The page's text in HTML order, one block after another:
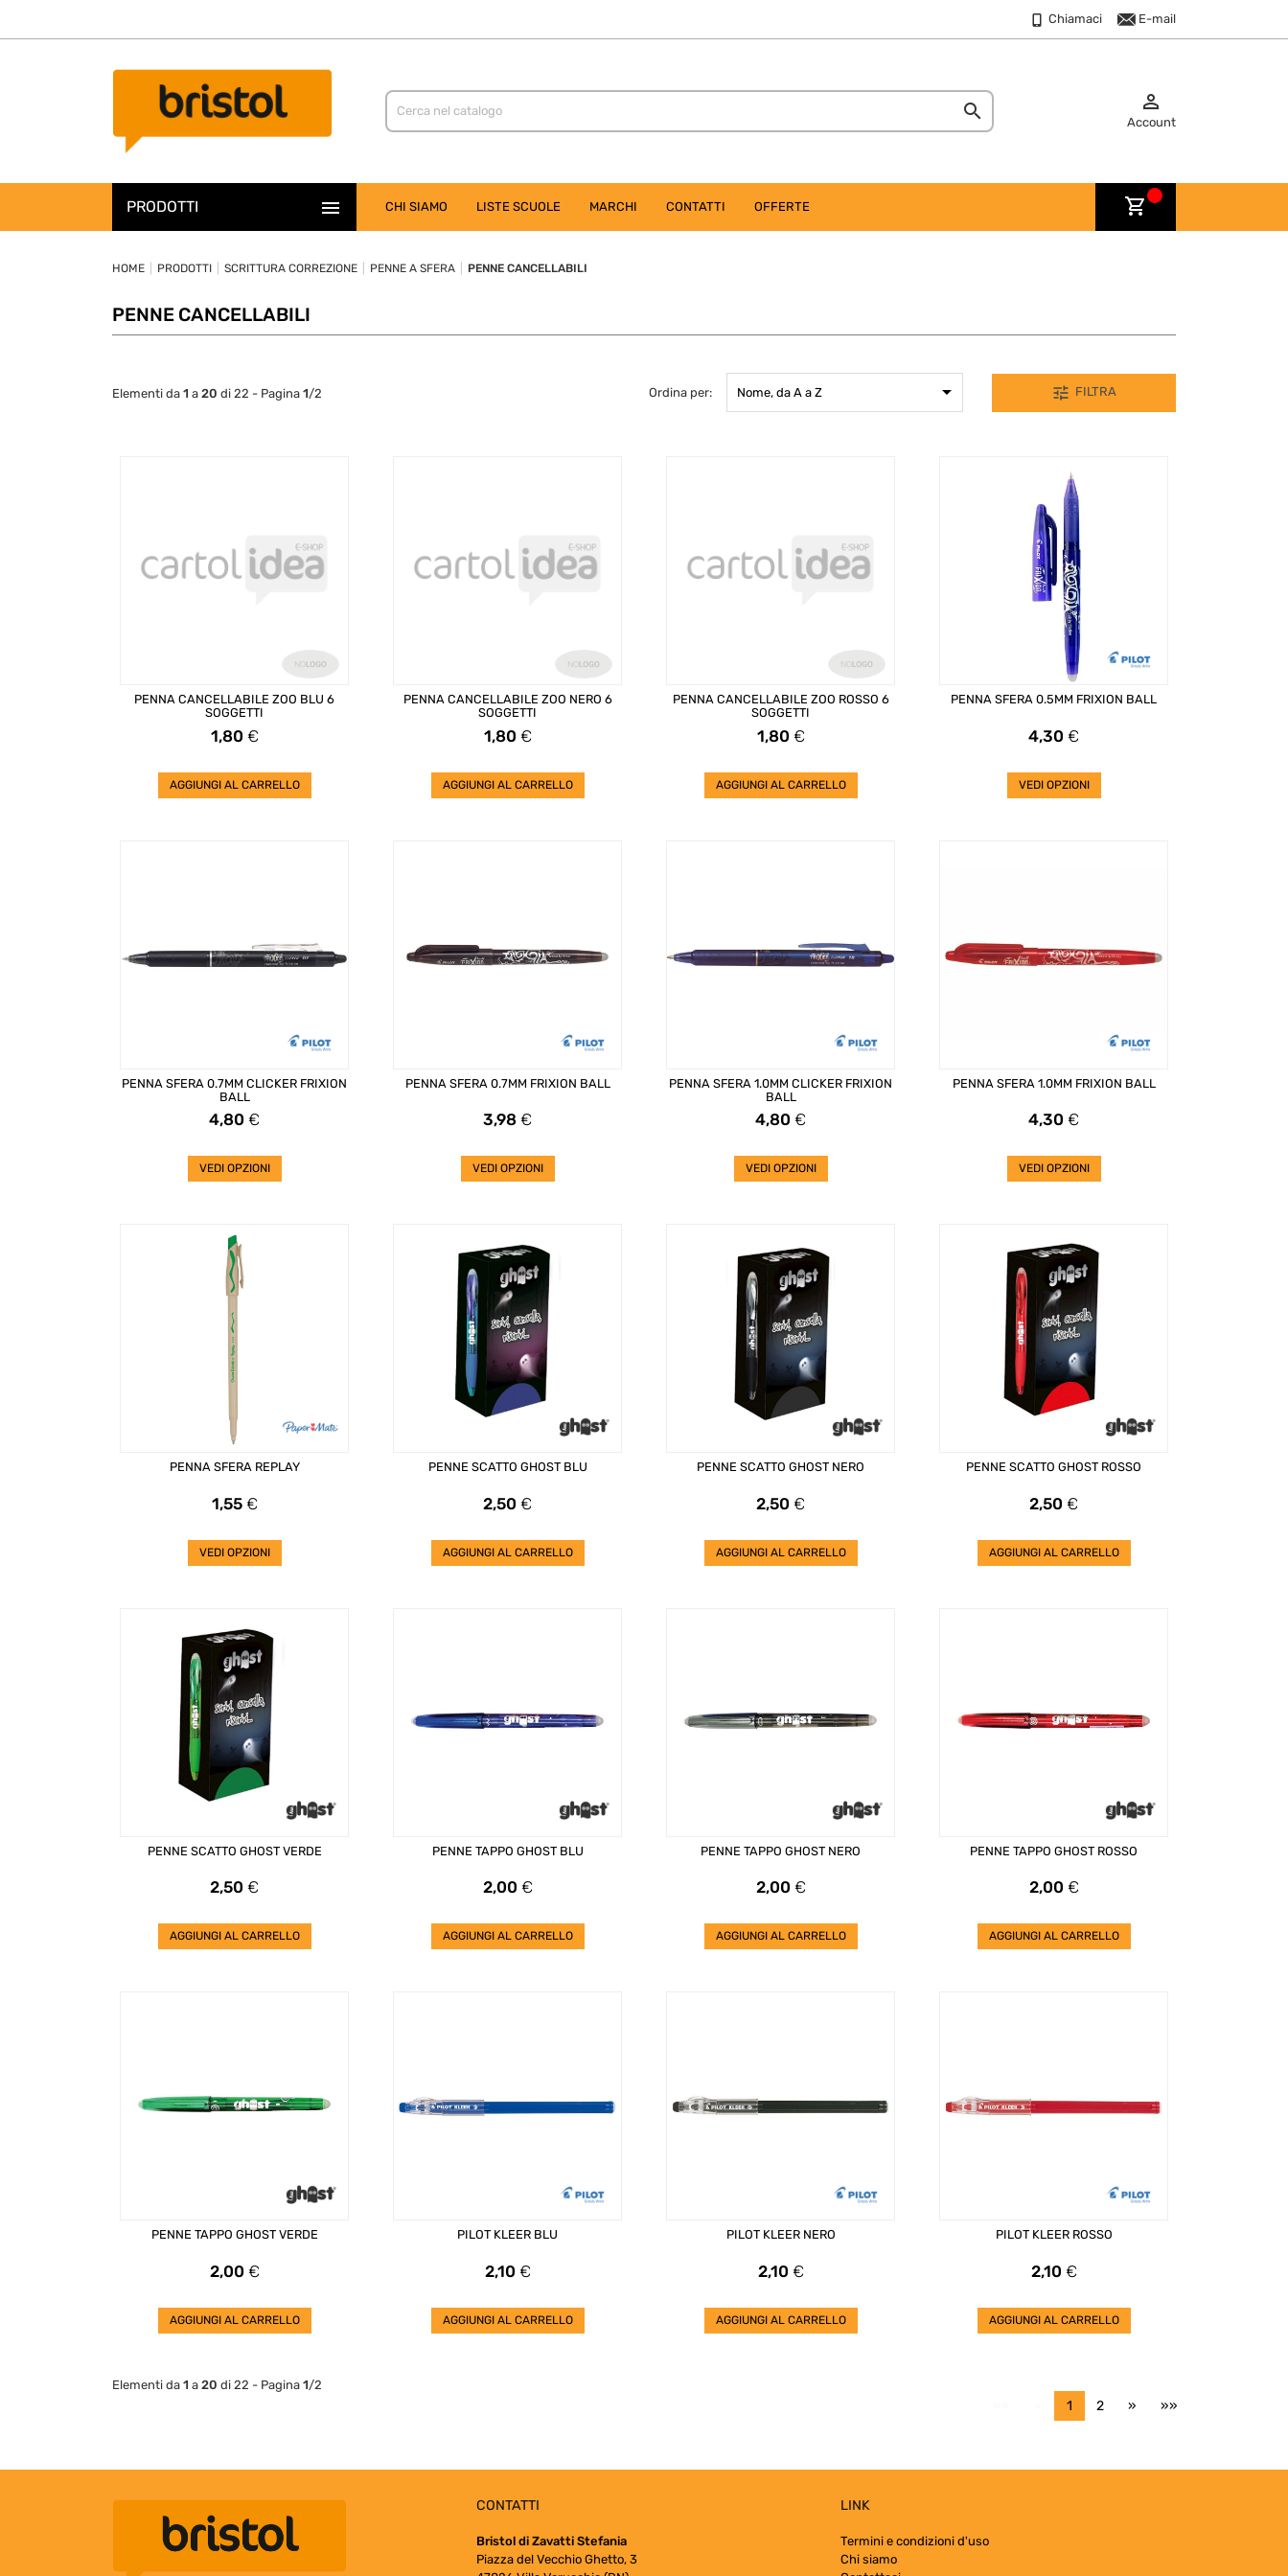
Chiamaci E-mail
 
Account
PRODOTTI  CHI SIAMO LISTE SCUOLE MARCHI CONTATTI OFFERTE shopping_cart
HOME PRODOTTI SCRITTURA CORREZIONE PENNE A SFERA PENNE CANCELLABILI
PENNE CANCELLABILI
Elementi da 1 a 20 di 22 - Pagina 1/2 Ordina per: Nome, da A a Z  tune FILTRA
PENNA CANCELLABILE ZOO BLU 6
SOGGETTI
Prezzo
1,80 €
AGGIUNGI AL CARRELLO
PENNA CANCELLABILE ZOO NERO 6
SOGGETTI
Prezzo
1,80 €
AGGIUNGI AL CARRELLO
PENNA CANCELLABILE ZOO ROSSO 6
SOGGETTI
Prezzo
1,80 €
AGGIUNGI AL CARRELLO
PENNA SFERA 0.5MM FRIXION BALL
Prezzo
4,30 €
VEDI OPZIONI
PENNA SFERA 0.7MM CLICKER FRIXION
BALL
Prezzo
4,80 €
VEDI OPZIONI
PENNA SFERA 0.7MM FRIXION BALL
Prezzo
3,98 €
VEDI OPZIONI
PENNA SFERA 1.0MM CLICKER FRIXION
BALL
Prezzo
4,80 €
VEDI OPZIONI
PENNA SFERA 1.0MM FRIXION BALL
Prezzo
4,30 €
VEDI OPZIONI
PENNA SFERA REPLAY
Prezzo
1,55€
VEDI OPZIONI
PENNE SCATTO GHOST BLU
Prezzo
2,50 €
AGGIUNGI AL CARRELLO
PENNE SCATTO GHOST NERO
Prezzo
2,50 €
AGGIUNGI AL CARRELLO
PENNE SCATTO GHOST ROSSO
Prezzo
2,50 €
AGGIUNGI AL CARRELLO
PENNE SCATTO GHOST VERDE
Prezzo
2,50 €
AGGIUNGI AL CARRELLO
PENNE TAPPO GHOST BLU
Prezzo
2,00 €
AGGIUNGI AL CARRELLO
PENNE TAPPO GHOST NERO
Prezzo
2,00 €
AGGIUNGI AL CARRELLO
PENNE TAPPO GHOST ROSSO
Prezzo
2,00 €
AGGIUNGI AL CARRELLO
PENNE TAPPO GHOST VERDE
Prezzo
2,00 €
AGGIUNGI AL CARRELLO
PILOT KLEER BLU
Prezzo
2,10 €
AGGIUNGI AL CARRELLO
PILOT KLEER NERO
Prezzo
2,10 €
AGGIUNGI AL CARRELLO
PILOT KLEER ROSSO
Prezzo
2,10 €
AGGIUNGI AL CARRELLO
Elementi da 1 a 20 di 22 - Pagina 1/2
1 2 » »»
CONTATTI
Bristol di Zavatti Stefania
Piazza del Vecchio Ghetto, 3
LINK
Termini e condizioni d'uso
Chi siamo